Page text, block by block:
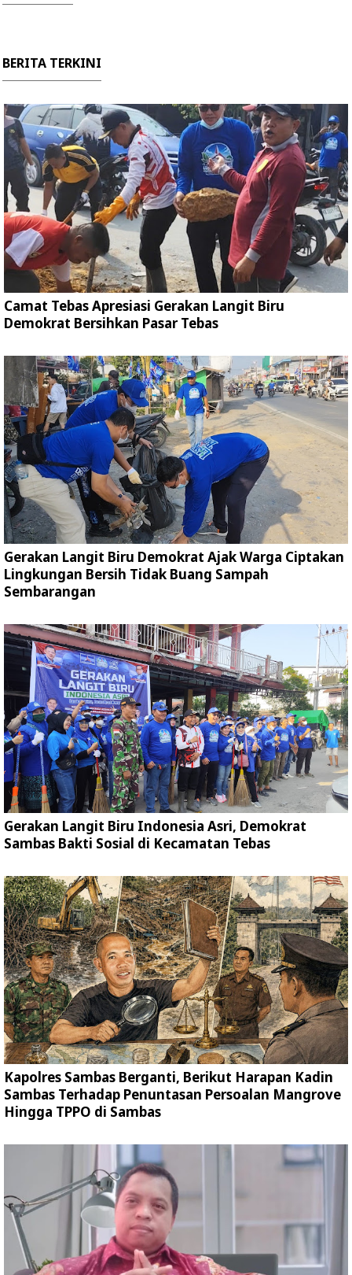
BERITA TERKINI
Camat Tebas Apresiasi Gerakan Langit Biru
Demokrat Bersihkan Pasar Tebas
Gerakan Langit Biru Demokrat Ajak Warga Ciptakan
Lingkungan Bersih Tidak Buang Sampah
Sembarangan
Gerakan Langit Biru Indonesia Asri, Demokrat
Sambas Bakti Sosial di Kecamatan Tebas
Kapolres Sambas Berganti, Berikut Harapan Kadin
Sambas Terhadap Penuntasan Persoalan Mangrove
Hingga TPPO di Sambas